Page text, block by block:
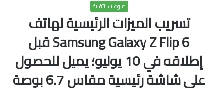
منوعات التقنية
تسريب الميزات الرئيسية لهاتف
Samsung Galaxy Z Flip 6 قبل
إطلاقه في 10 يوليو؛ يميل للحصول
على شاشة رئيسية مقاس 6.7 بوصة